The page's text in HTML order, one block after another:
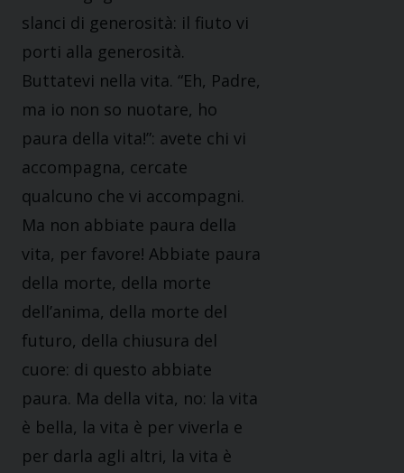
slanci di generosità: il fiuto vi
porti alla generosità.
Buttatevi nella vita. “Eh, Padre,
ma io non so nuotare, ho
paura della vita!”: avete chi vi
accompagna, cercate
qualcuno che vi accompagni.
Ma non abbiate paura della
vita, per favore! Abbiate paura
della morte, della morte
dell’anima, della morte del
futuro, della chiusura del
cuore: di questo abbiate
paura. Ma della vita, no: la vita
è bella, la vita è per viverla e
per darla agli altri, la vita è